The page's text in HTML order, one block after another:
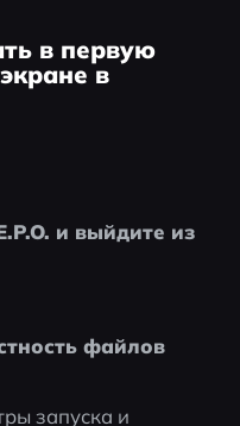
в первую
в
и выйдите из
файлов
запуска и